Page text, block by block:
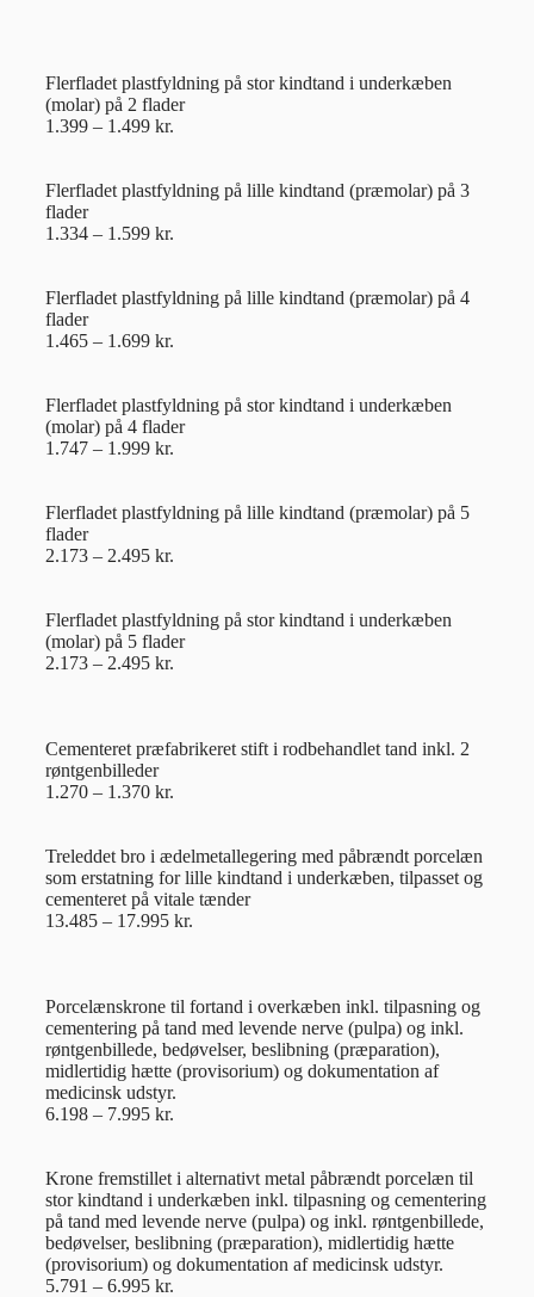
Flerfladet plastfyldning på stor kindtand i underkæben
(molar) på 2 flader
1.399 – 1.499 kr.
Flerfladet plastfyldning på lille kindtand (præmolar) på 3
flader
1.334 – 1.599 kr.
Flerfladet plastfyldning på lille kindtand (præmolar) på 4
flader
1.465 – 1.699 kr.
Flerfladet plastfyldning på stor kindtand i underkæben
(molar) på 4 flader
1.747 – 1.999 kr.
Flerfladet plastfyldning på lille kindtand (præmolar) på 5
flader
2.173 – 2.495 kr.
Flerfladet plastfyldning på stor kindtand i underkæben
(molar) på 5 flader
2.173 – 2.495 kr.
Cementeret præfabrikeret stift i rodbehandlet tand inkl. 2
røntgenbilleder
1.270 – 1.370 kr.
Treleddet bro i ædelmetallegering med påbrændt porcelæn
som erstatning for lille kindtand i underkæben, tilpasset og
cementeret på vitale tænder
13.485 – 17.995 kr.
Porcelænskrone til fortand i overkæben inkl. tilpasning og
cementering på tand med levende nerve (pulpa) og inkl.
røntgenbillede, bedøvelser, beslibning (præparation),
midlertidig hætte (provisorium) og dokumentation af
medicinsk udstyr.
6.198 – 7.995 kr.
Krone fremstillet i alternativt metal påbrændt porcelæn til
stor kindtand i underkæben inkl. tilpasning og cementering
på tand med levende nerve (pulpa) og inkl. røntgenbillede,
bedøvelser, beslibning (præparation), midlertidig hætte
(provisorium) og dokumentation af medicinsk udstyr.
5.791 – 6.995 kr.